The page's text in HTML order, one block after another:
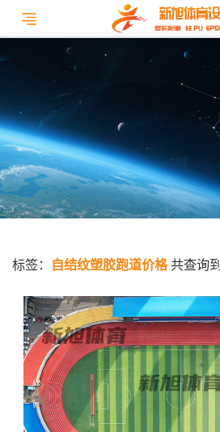
标签： 自结纹塑胶跑道价格共查询到